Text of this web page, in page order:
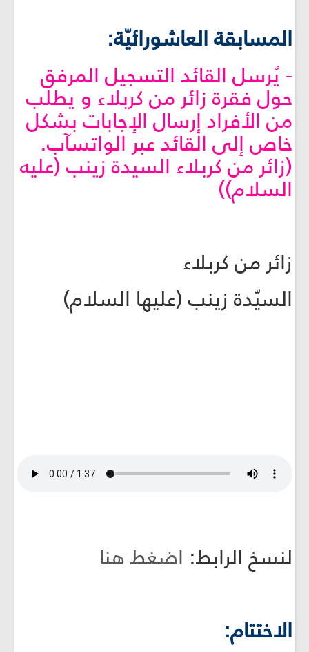
المسابقة العاشورائيّة:
- يُرسل القائد التسجيل المرفق
حول فقرة زائر من كربلاء و يطلب
من الأفراد إرسال الإجابات بشكل
خاص إلى القائد عبر الواتسآب.
(زائر من كربلاء السيدة زينب (عليه
السلام))
زائر من كربلاء
السيّدة زينب (عليها السلام)
لنسخ الرابط: اضغط هنا
الاختتام: